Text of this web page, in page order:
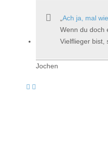
Ach ja, mal
Wenn du doch
Vielflieger bist,
Jochen